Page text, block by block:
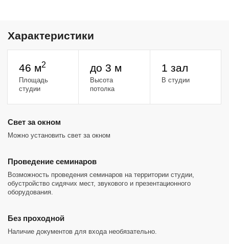
фото интерьера вы можете в наших соц. сетях: фотостудия
"Квартира Манекенщицы".
Характеристики
46 м2
Площадь
студии
до 3 м
Высота
потолка
1 зал
В студии
Cвет за окном
Можно установить свет за окном
Проведение семинаров
Возможность проведения семинаров на территории студии,
обустройство сидячих мест, звукового и презентационного
оборудования.
Без проходной
Наличие документов для входа необязательно.